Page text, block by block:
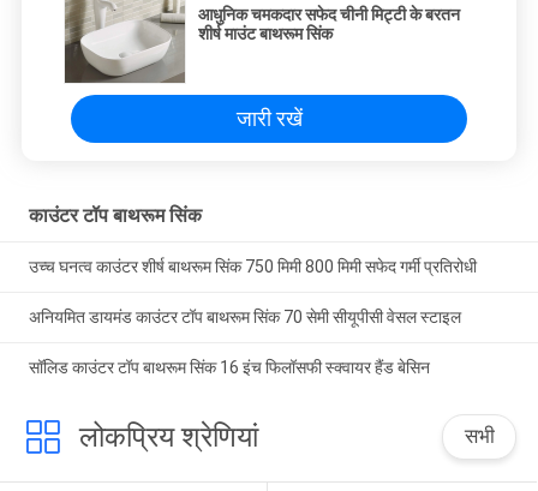
आधुनिक चमकदार सफेद चीनी मिट्टी के बरतन
शीर्ष माउंट बाथरूम सिंक
जारी रखें
काउंटर टॉप बाथरूम सिंक
उच्च घनत्व काउंटर शीर्ष बाथरूम सिंक 750 मिमी 800 मिमी सफेद गर्मी प्रतिरोधी
अनियमित डायमंड काउंटर टॉप बाथरूम सिंक 70 सेमी सीयूपीसी वेसल स्टाइल
सॉलिड काउंटर टॉप बाथरूम सिंक 16 इंच फिलॉसफी स्क्वायर हैंड बेसिन
लोकप्रिय श्रेणियां सभी